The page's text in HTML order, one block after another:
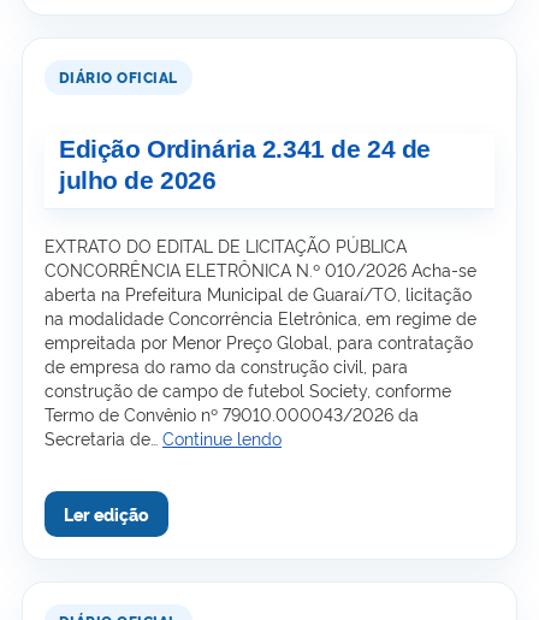
de
julho
Edição Ordinária 2.341 de 24 de
julho de 2026
EXTRATO DO EDITAL DE LICITAÇÃO PÚBLICA
CONCORRÊNCIA ELETRÔNICA N.º 010/2026 Acha-se
aberta na Prefeitura Municipal de Guaraí/TO, licitação
na modalidade Concorrência Eletrônica, em regime de
empreitada por Menor Preço Global, para contratação
de empresa do ramo da construção civil, para
construção de campo de futebol Society, conforme
Termo de Convênio nº 79010.000043/2026 da
Secretaria de… Continue lendoEdição
de
julho